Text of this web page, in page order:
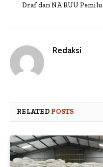
Draf dan NA RUU Pemilu
Redaksi
RELATED POSTS